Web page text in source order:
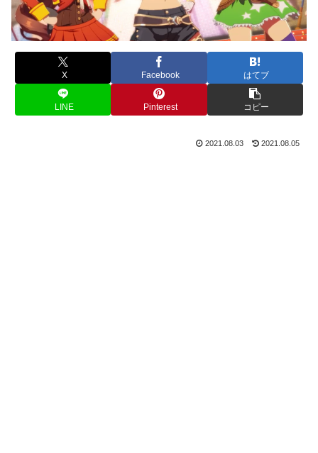
X Facebook はてブ
LINE Pinterest コピー
2021.08.03 2021.08.05